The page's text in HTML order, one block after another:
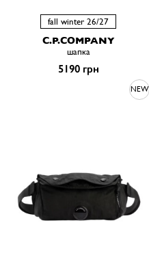
fall winter 26/27
C.P.COMPANY
шапка
5190 грн
NEW